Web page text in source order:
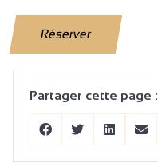
Réserver
Partager cette page :